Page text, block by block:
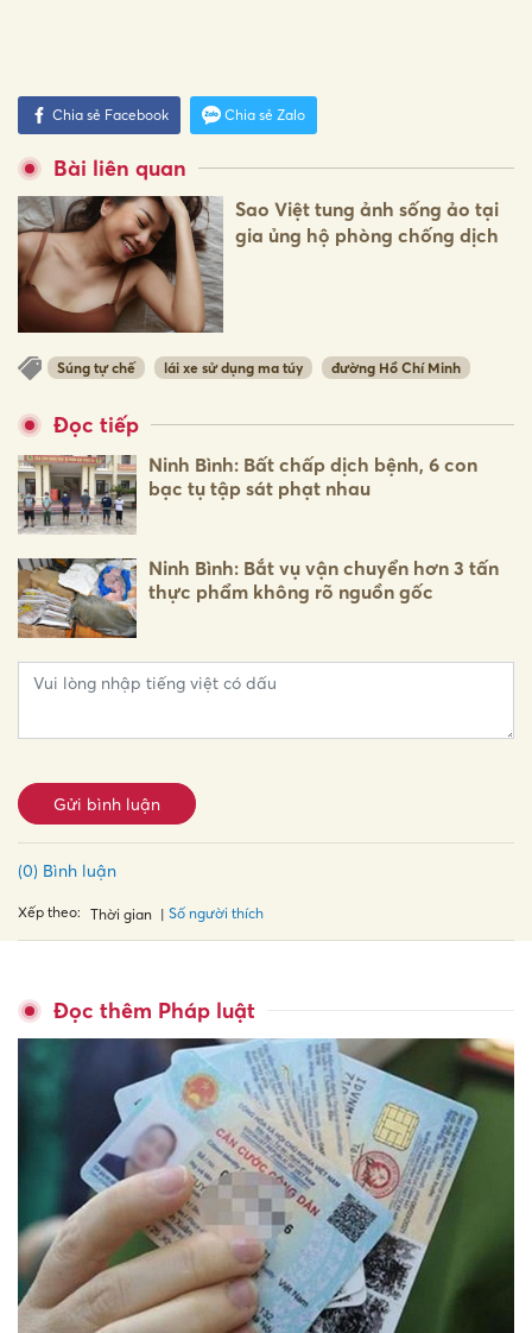
Chia sẻ Facebook Chia sẻ Zalo
Bài liên quan
Sao Việt tung ảnh sống ảo tại
gia ủng hộ phòng chống dịch
Súng tự chế lái xe sử dụng ma túy đường Hồ Chí Minh
Đọc tiếp
Ninh Bình: Bất chấp dịch bệnh, 6 con
bạc tụ tập sát phạt nhau
Ninh Bình: Bắt vụ vận chuyển hơn 3 tấn
thực phẩm không rõ nguồn gốc
Gửi bình luận
(0) Bình luận
Xếp theo: Thời gian Số người thích
Đọc thêm Pháp luật